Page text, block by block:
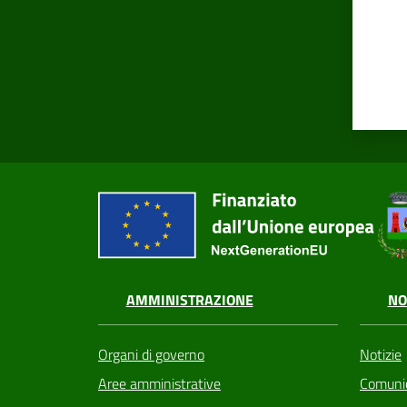
AMMINISTRAZIONE
Organi di governo
Aree amministrative
Notizie